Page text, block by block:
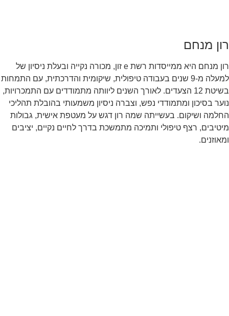
רון מנחם
רון מנחם היא ממייסדות רשת e זון, מכורה נקייה ובעלת ניסיון של
למעלה מ-9 שנים בעבודה טיפולית, שיקומית והדרכתית, עם התמחות
בשיטת 12 הצעדים. לאורך השנים ליוותה מתמודדים עם התמכרויות,
נוער בסיכון ומתמודדי נפש, וצברה ניסיון משמעותי בהובלת תהליכי
החלמה ושיקום. בעשייתה שמה רון דגש על מעטפת אישית, גבולות
מיטיבים, רצף טיפולי ותמיכה מתמשכת בדרך לחיים נקיים, יציבים
ומאוזנים.